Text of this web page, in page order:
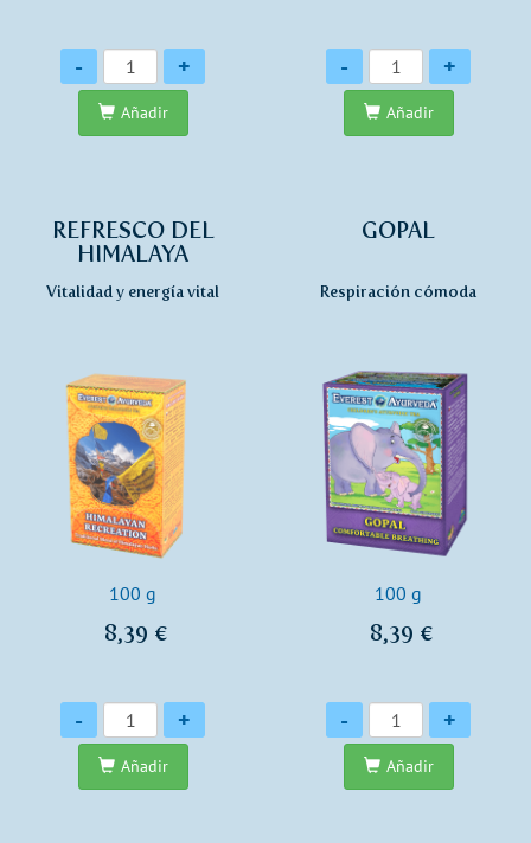
Cantidad
- +
Añadir
Cantidad
- +
Añadir
REFRESCO DEL
HIMALAYA
Vitalidad y energía vital
100 g
8,39 €
Cantidad
- +
Añadir
GOPAL
Respiración cómoda
100 g
8,39 €
Cantidad
- +
Añadir